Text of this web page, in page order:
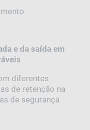
e da saída em
diferentes
de retenção na
de segurança